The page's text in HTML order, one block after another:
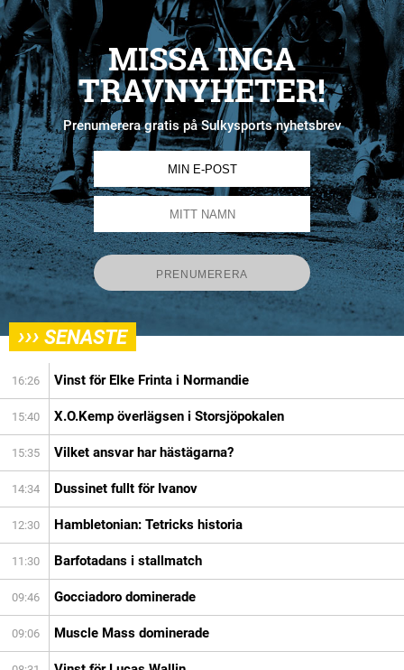
MISSA INGA
TRAVNYHETER!
Prenumerera gratis på Sulkysports nyhetsbrev
››› SENASTE
16:26 Vinst för Elke Frinta i Normandie
15:40 X.O.Kemp överlägsen i Storsjöpokalen
15:35 Vilket ansvar har hästägarna?
14:34 Dussinet fullt för Ivanov
12:30 Hambletonian: Tetricks historia
11:30 Barfotadans i stallmatch
09:46 Gocciadoro dominerade
09:06 Muscle Mass dominerade